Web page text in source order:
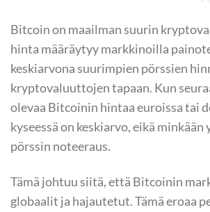
Bitcoin on maailman suurin
hinta määräytyy markkinoilla
keskiarvona suurimpien pörssien
kryptovaluuttojen tapaan. Kun
olevaa Bitcoinin hintaa euroissa tai
kyseessä on keskiarvo, eikä
pörssin noteeraus.
Tämä johtuu siitä, että Bitcoinin
globaalit ja hajautetut. Tämä eroaa